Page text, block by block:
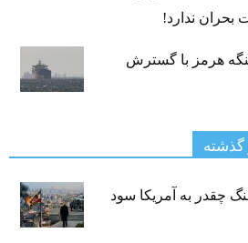
بحران ندارد!
هرمز با گسترش
چقدر به آمریکا سود